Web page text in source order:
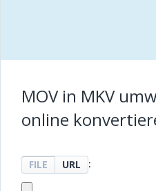
MOV in MKV
online
FILE URL :